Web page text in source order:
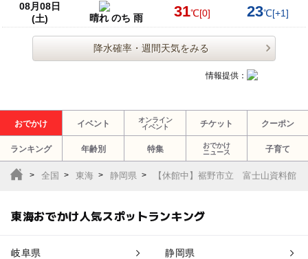
08月08日
(土)
晴れ のち 雨 31℃[0] 23℃[+1]
降水確率・週間天気をみる
情報提供：
おでかけ イベント
オンライン
イベント
チケット クーポン
ランキング 年齢別 特集
おでかけ
ニュース
子育て
全国 東海 静岡県 【休館中】裾野市立 富士山資料館
東海おでかけ人気スポットランキング
岐阜県 静岡県